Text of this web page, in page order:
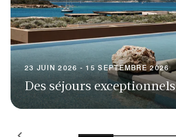
23 JUIN 2026 - 15 SEPTEMBRE 2026
Des séjours exceptionnels